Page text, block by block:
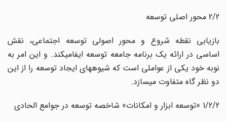
2/2 محور اصلی توسعه
بازیابی نقطه شروع و محور اصولی توسعه اجتماعی، نقش
اساسی در ارائه یک برنامه جامعه توسعه ایفامیکند. و این امر به
نوبه خود یکی از عواملی است که شیوههای ایجاد توسعه را از این
دو نظر گاه متفاوت میسازد.
1/2/2 «توسعه ابزار و امکانات» شاخصه توسعه در جوامع الحادی